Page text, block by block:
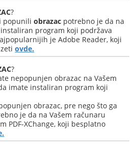
?
popuniliobrazac potrebno je da na
program koji podržava
je Adobe Reader, koji
ovde.
?
nepopunjen obrazac na Vašem
imate instaliran program koji
obrazac, pre nego što ga
je da na Vašem računaru
PDF-XChange, koji besplatno